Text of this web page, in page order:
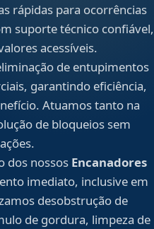
rápidas para ocorrências
suporte técnico confiável,
acessíveis.
de entupimentos
garantindo eficiência,
Atuamos tanto na
de bloqueios sem
dos nossos Encanadores
imediato, inclusive em
desobstrução de
de gordura, limpeza de